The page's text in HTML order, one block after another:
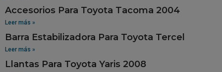
Accesorios Para Toyota Tacoma 2004
Leer más »
Barra Estabilizadora Para Toyota Tercel
Leer más »
Llantas Para Toyota Yaris 2008